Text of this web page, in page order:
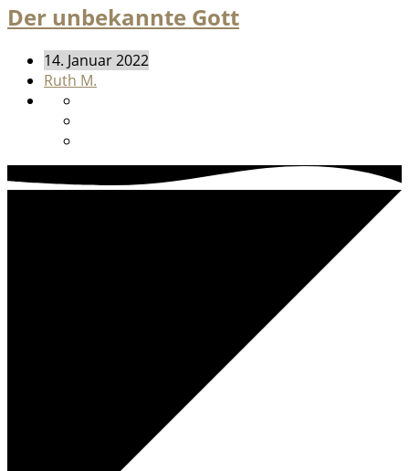
Der unbekannte Gott
14. Januar 2022
Ruth M.